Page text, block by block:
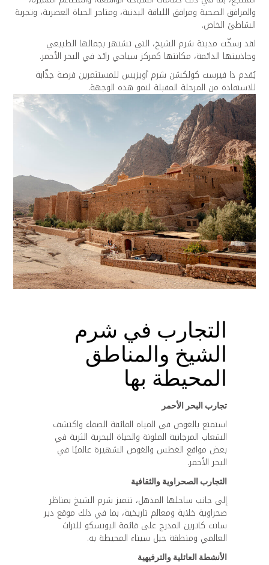
والمرافق الصحية ومرافق اللياقة البدنية، ومتاجر الحياة العصرية، وتجربة
الشاطئ الخاص.
لقد رسخّت مدينة شرم الشيخ، التي تشتهر بجمالها الطبيعي
وجاذبيتها الدائمة، مكانتها كمركز سياحي رائد في البحر الأحمر.
يُقدم ذا فيرست كولكشن شرم أويزيس للمستثمرين فرصة جذّابة
للاستفادة من المرحلة المقبلة لنمو هذه الوجهة.
التجارب في شرم
الشيخ والمناطق
المحيطة بها
تجارب البحر الأحمر
استمتع بالغوص في المياه الفائقة الصفاء واكتشف
الشعاب المرجانية الملونة والحياة البحرية الثرية في
بعض مواقع الغطس والغوص الشهيرة عالميًا في
البحر الأحمر.
التجارب الصحراوية والثقافية
إلى جانب ساحلها المذهل، تتميز شرم الشيخ بمناظر
صحراوية خلابة ومعالم تاريخية، بما في ذلك موقع دير
سانت كاترين المدرج على قائمة اليونسكو للتراث
العالمي ومنطقة جبل سيناء المحيطة به.
الأنشطة العائلية والترفيهية